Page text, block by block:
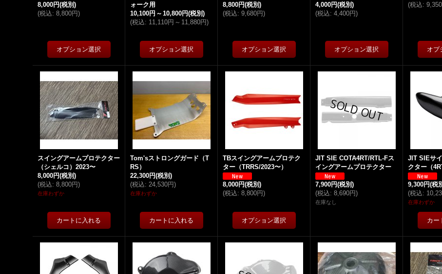
8,000円(税別)
(税込: 8,800円)
ォーク用
10,100円 ～ 10,800円(税別)
(税込: 11,110円 ～ 11,880円)
8,800円(税別)
(税込: 9,680円)
4,000円(税別)
(税込: 4,400円)
(税込:
スイングアームプロテクター
（シェルコ）2023〜
8,000円(税別)
(税込: 8,800円)
在庫わずか
Tom'sストロングガード（T
RS）
22,300円(税別)
(税込: 24,530円)
在庫わずか
TBスイングアームプロテク
ター（TRRS/2023〜）
8,000円(税別)
(税込: 8,800円)
JIT SIE COTA4RT/RTL-Fス
イングアームプロテクター
7,900円(税別)
(税込: 8,690円)
在庫なし
JIT SIEサ
クター（
9,300円(税
(税込:
在庫わずか